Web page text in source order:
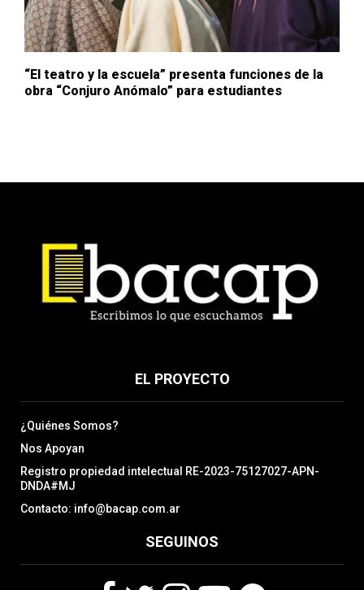
“El teatro y la escuela” presenta funciones de la
obra “Conjuro Anómalo” para estudiantes
EL PROYECTO
¿Quiénes Somos?
Nos Apoyan
Registro propiedad intelectual RE-2023-75127027-APN-
DNDA#MJ
Contacto: info@bacap.com.ar
SEGUINOS